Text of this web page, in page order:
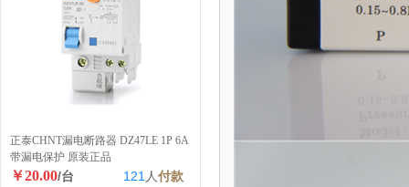
正泰CHNT漏电断路器 DZ47LE 1P 6A
带漏电保护 原装正品
￥20.00/台 121 人付款